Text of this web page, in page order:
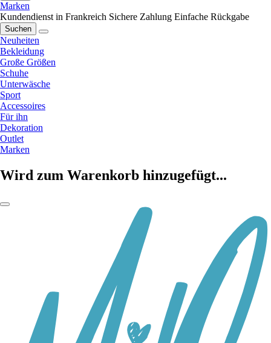
Marken
Kundendienst in Frankreich Sichere Zahlung Einfache Rückgabe
Suchen
Neuheiten
Bekleidung
Große Größen
Schuhe
Unterwäsche
Sport
Accessoires
Für ihn
Dekoration
Outlet
Marken
Wird zum Warenkorb hinzugefügt...